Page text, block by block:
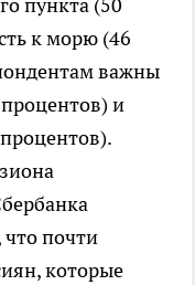
пункта (50
к морю (46
важны
и
почти
которые